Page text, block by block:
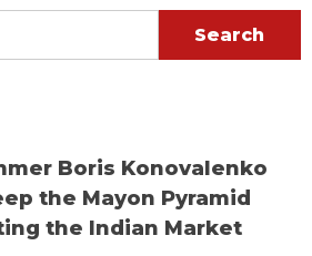
Boris Konovalenko
the Mayon Pyramid
the Indian Market